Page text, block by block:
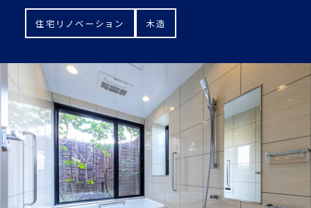
住宅リノベーション 木造